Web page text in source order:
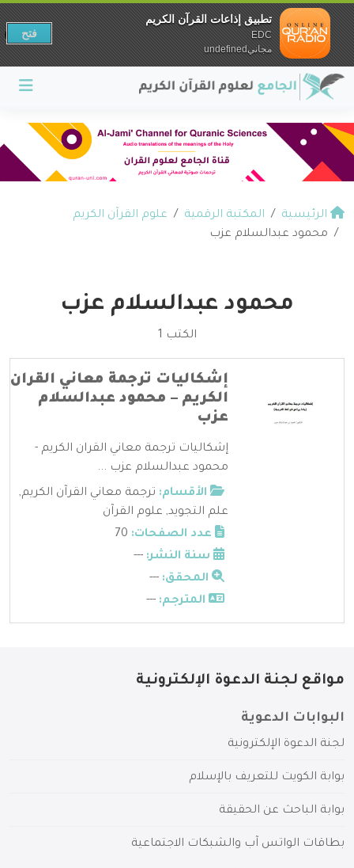
الرئيسية المكتبة الرقمية
علوم القرآن الكريم
محمود عبدالسلام عزب
محمود عبدالسلام عزب
الكتب 1
إشكاليات ترجمة معاني القران
الكريم – محمود عبدالسلام
عزب
إشكاليات ترجمة معاني القران الكريم -
محمود عبدالسلام عزب ...
الأقسام: ترجمة معاني القرآن الكريم,
علم التجويد, علوم القرآن
عدد الصفحات:
سنة النشر: ---
المحقق: ---
المترجم: ---
مواقع لجنة الدعوة الإلكترونية
البوابات الدعوية
لجنة الدعوة الإلكترونية
بوابة الكويت للتعريف بالإسلام
بوابة الباحث عن الحقيقة
بطاقات الواتس آب والشبكات الاجتماعية
تطبيق إذاعات القرآن الكريم
EDC
مجانيundefined
فتح